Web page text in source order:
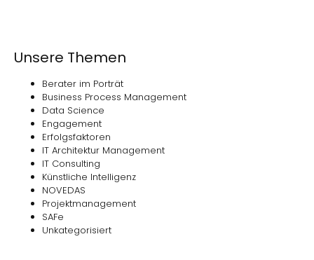
Unsere Themen
Berater im Porträt
Business Process Management
Data Science
Engagement
Erfolgsfaktoren
IT Architektur Management
IT Consulting
Künstliche Intelligenz
NOVEDAS
Projektmanagement
SAFe
Unkategorisiert